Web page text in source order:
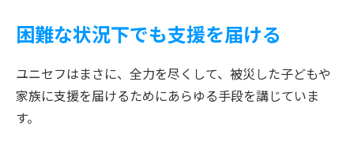
困難な状況下でも支援を届ける
ユニセフはまさに、全力を尽くして、被災した子どもや
家族に支援を届けるためにあらゆる手段を講じていま
す。